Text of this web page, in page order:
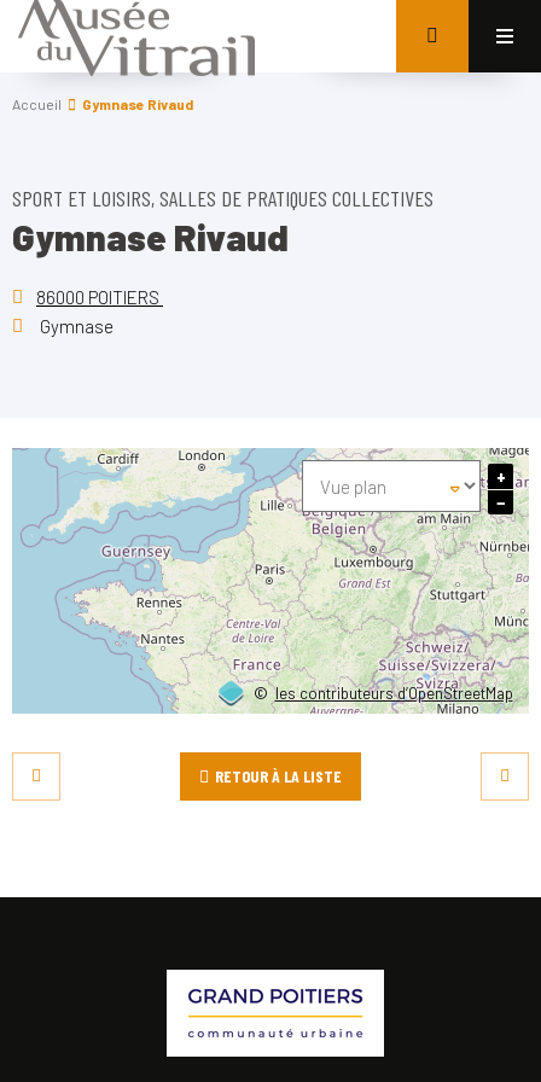
Accueil Gymnase Rivaud
SPORT ET LOISIRS, SALLES DE PRATIQUES COLLECTIVES
Gymnase Rivaud
86000 POITIERS
Gymnase
©les contributeurs d’OpenStreetMap
+
−
RETOUR À LA LISTE